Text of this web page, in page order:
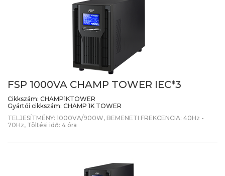
FSP 1000VA CHAMP TOWER IEC*3
Cikkszám: CHAMP1KTOWER
Gyártói cikkszám: CHAMP 1K TOWER
TELJESÍTMÉNY: 1000VA/900W, BEMENETI FREKCENCIA: 40Hz -
70Hz, Töltési idő: 4 óra